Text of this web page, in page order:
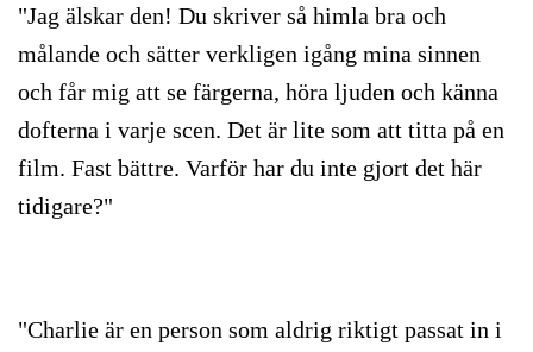
"Jag älskar den! Du skriver så himla bra och
målande och sätter verkligen igång mina sinnen
och får mig att se färgerna, höra ljuden och känna
dofterna i varje scen. Det är lite som att titta på en
film. Fast bättre. Varför har du inte gjort det här
tidigare?"
"Charlie är en person som aldrig riktigt passat in i